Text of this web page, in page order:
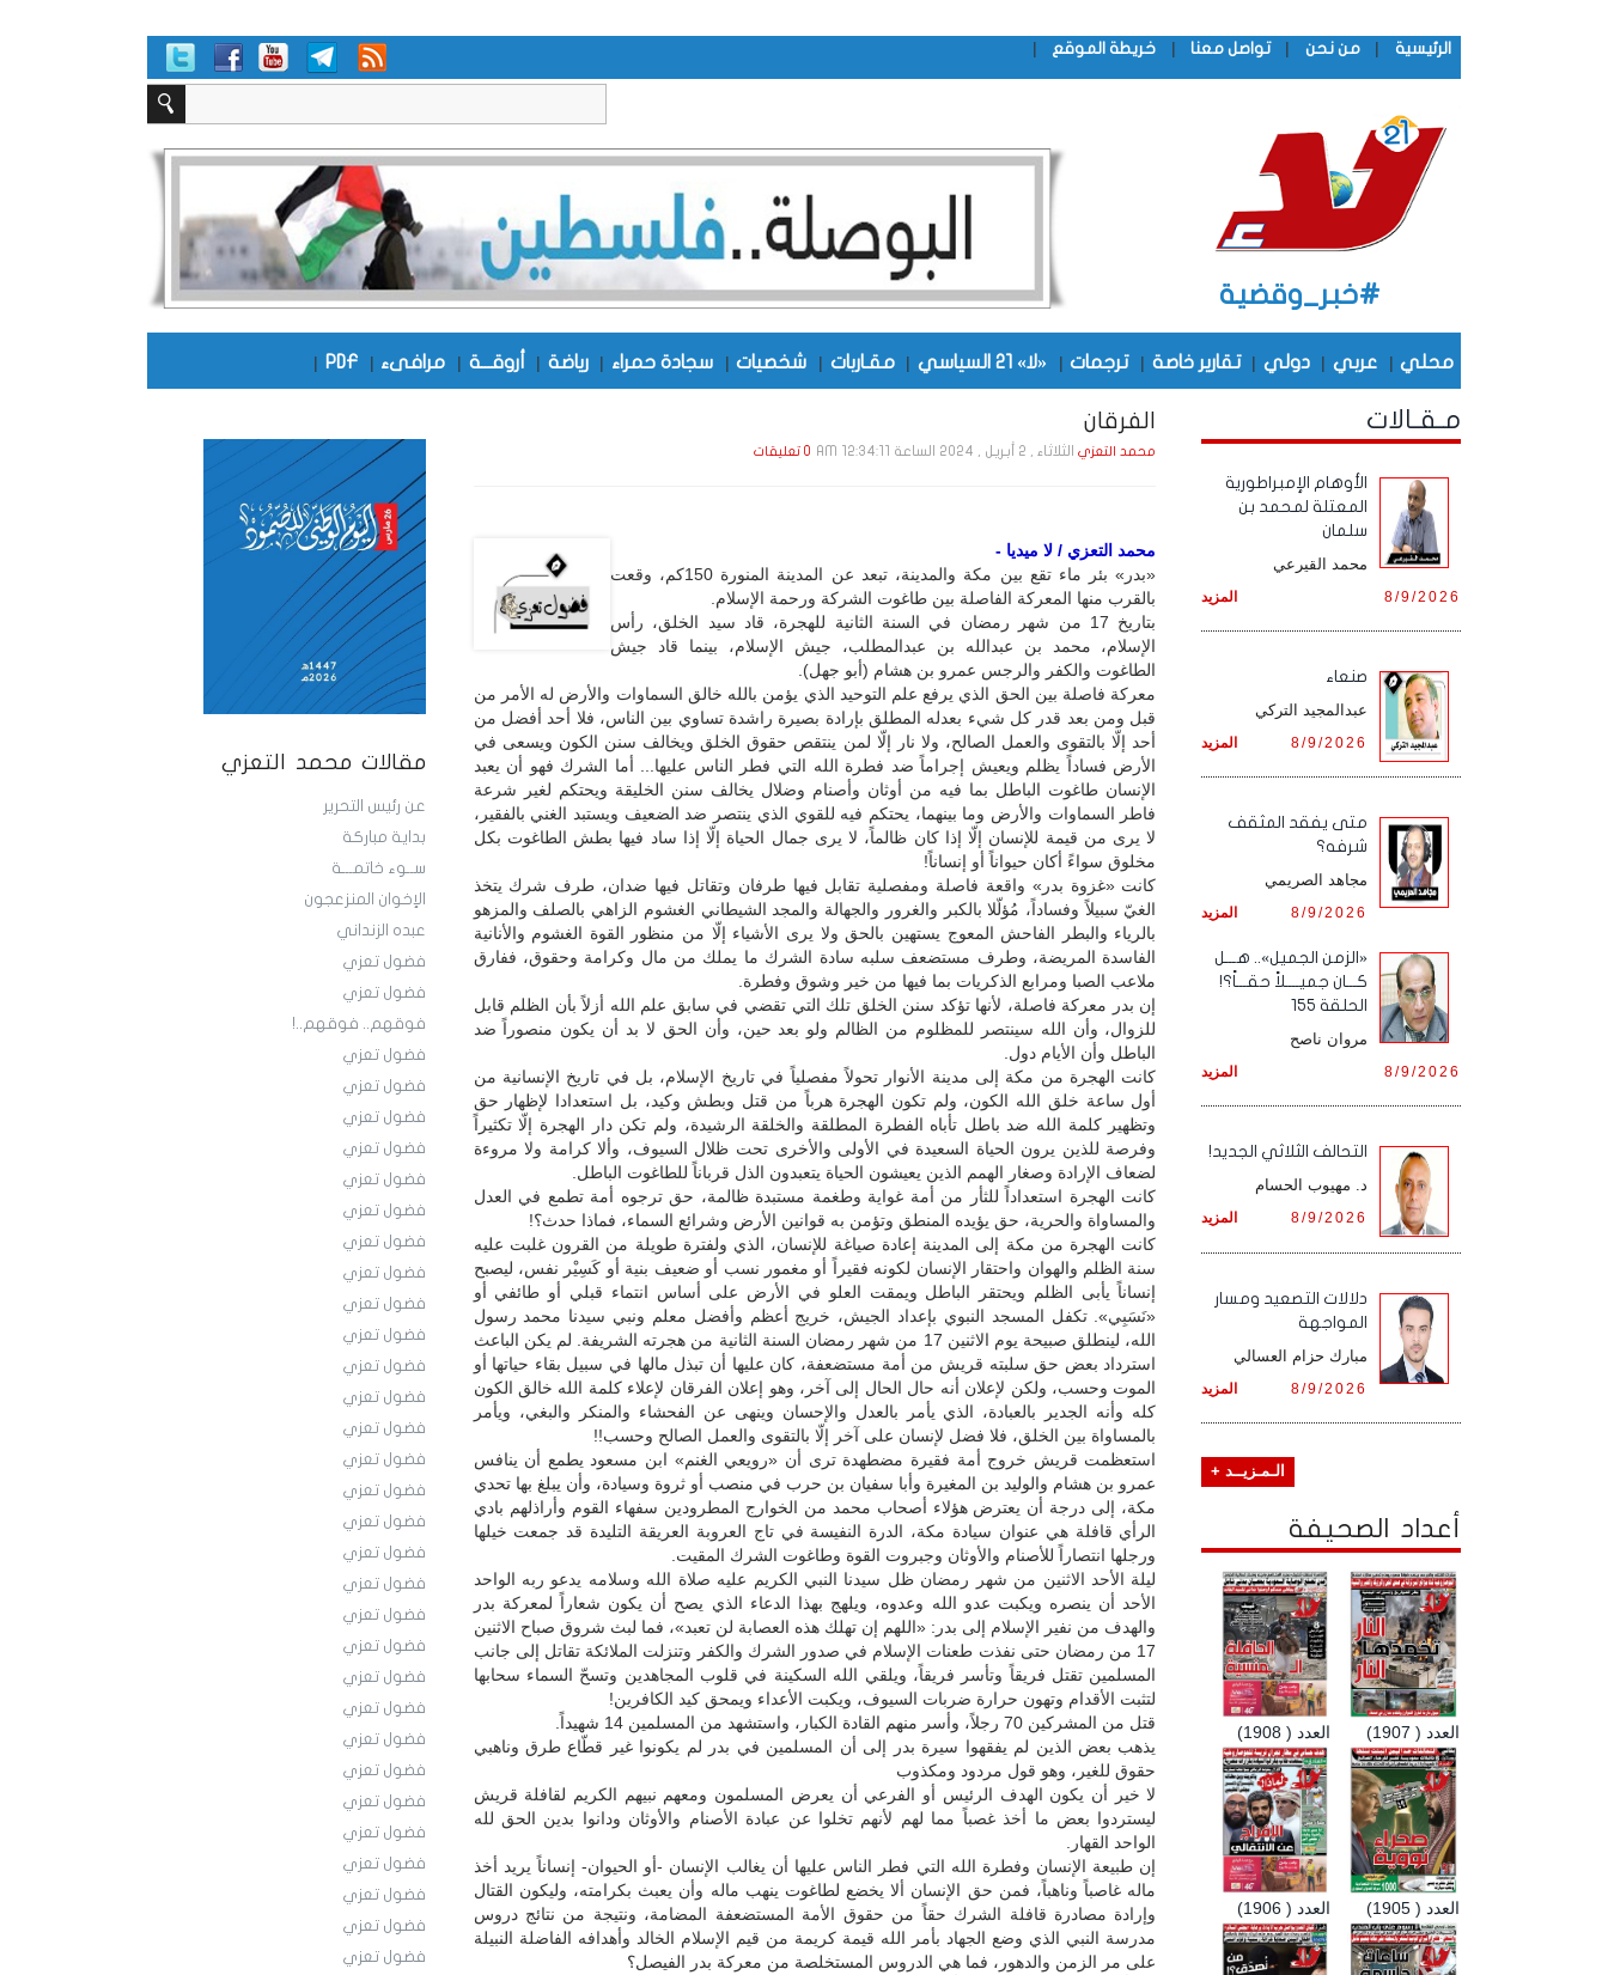
الرئيسية | من نحن | تواصل معنا | خريطة الموقع |
#خبر_وقضية
محلي | عربي | دولي | تقارير خاصة | ترجمات | «لا» 21 السياسي | مقـاربات | شخصيات | سجادة حمراء | رياضة | أروقـــة | مرافىء |
PDF
|
مقالات محمد التعزي
عن رئيس التحرير
بداية مباركة
ســوء خاتمـــة
الإخوان المنزعجون
عبده الزنداني
فضول تعزي
فضول تعزي
فوقهم.. فوقهم..!
فضول تعزي
فضول تعزي
فضول تعزي
فضول تعزي
فضول تعزي
فضول تعزي
فضول تعزي
فضول تعزي
فضول تعزي
فضول تعزي
فضول تعزي
فضول تعزي
فضول تعزي
فضول تعزي
فضول تعزي
فضول تعزي
فضول تعزي
فضول تعزي
فضول تعزي
فضول تعزي
فضول تعزي
فضول تعزي
فضول تعزي
فضول تعزي
فضول تعزي
فضول تعزي
فضول تعزي
فضول تعزي
فضول تعزي
فضول تعزي
الفرقان
محمد التعزيالثلاثاء , 2 أبـريـل , 2024 الساعة 12:34:11 AM 0 تعليقات
محمد التعزي / لا ميديا -
«بدر» بئر ماء تقع بين مكة والمدينة، تبعد عن المدينة المنورة 150كم، وقعت
بالقرب منها المعركة الفاصلة بين طاغوت الشركة ورحمة الإسلام.
بتاريخ 17 من شهر رمضان في السنة الثانية للهجرة، قاد سيد الخلق، رأس
الإسلام، محمد بن عبدالله بن عبدالمطلب، جيش الإسلام، بينما قاد جيش
الطاغوت والكفر والرجس عمرو بن هشام (أبو جهل).
معركة فاصلة بين الحق الذي يرفع علم التوحيد الذي يؤمن بالله خالق السماوات والأرض له الأمر من
قبل ومن بعد قدر كل شيء بعدله المطلق بإرادة بصيرة راشدة تساوي بين الناس، فلا أحد أفضل من
أحد إلّا بالتقوى والعمل الصالح، ولا نار إلّا لمن ينتقص حقوق الخلق ويخالف سنن الكون ويسعى في
الأرض فساداً يظلم ويعيش إجراماً ضد فطرة الله التي فطر الناس عليها... أما الشرك فهو أن يعبد
الإنسان طاغوت الباطل بما فيه من أوثان وأصنام وضلال يخالف سنن الخليقة ويحتكم لغير شرعة
فاطر السماوات والأرض وما بينهما، يحتكم فيه للقوي الذي ينتصر ضد الضعيف ويستبد الغني بالفقير،
لا يرى من قيمة للإنسان إلّا إذا كان ظالماً، لا يرى جمال الحياة إلّا إذا ساد فيها بطش الطاغوت بكل
مخلوق سواءً أكان حيواناً أو إنساناً!
كانت «غزوة بدر» واقعة فاصلة ومفصلية تقابل فيها طرفان وتقاتل فيها ضدان، طرف شرك يتخذ
الغيّ سبيلاً وفساداً، مُؤلّلا بالكبر والغرور والجهالة والمجد الشيطاني الغشوم الزاهي بالصلف والمزهو
بالرياء والبطر الفاحش المعوج يستهين بالحق ولا يرى الأشياء إلّا من منظور القوة الغشوم والأنانية
الفاسدة المريضة، وطرف مستضعف سلبه سادة الشرك ما يملك من مال وكرامة وحقوق، ففارق
ملاعب الصبا ومرابع الذكريات بما فيها من خير وشوق وفطرة.
إن بدر معركة فاصلة، لأنها تؤكد سنن الخلق تلك التي تقضي في سابق علم الله أزلاً بأن الظلم قابل
للزوال، وأن الله سينتصر للمظلوم من الظالم ولو بعد حين، وأن الحق لا بد أن يكون منصوراً ضد
الباطل وأن الأيام دول.
كانت الهجرة من مكة إلى مدينة الأنوار تحولاً مفصلياً في تاريخ الإسلام، بل في تاريخ الإنسانية من
أول ساعة خلق الله الكون، ولم تكون الهجرة هرباً من قتل وبطش وكيد، بل استعدادا لإظهار حق
وتظهير كلمة الله ضد باطل تأباه الفطرة المطلقة والخلقة الرشيدة، ولم تكن دار الهجرة إلّا تكثيراً
وفرصة للذين يرون الحياة السعيدة في الأولى والأخرى تحت ظلال السيوف، وألا كرامة ولا مروءة
لضعاف الإرادة وصغار الهمم الذين يعيشون الحياة يتعبدون الذل قرباناً للطاغوت الباطل.
كانت الهجرة استعداداً للثأر من أمة غواية وطغمة مستبدة ظالمة، حق ترجوه أمة تطمع في العدل
والمساواة والحرية، حق يؤيده المنطق وتؤمن به قوانين الأرض وشرائع السماء، فماذا حدث؟!
كانت الهجرة من مكة إلى المدينة إعادة صياغة للإنسان، الذي ولفترة طويلة من القرون غلبت عليه
سنة الظلم والهوان واحتقار الإنسان لكونه فقيراً أو مغمور نسب أو ضعيف بنية أو كَسِيْر نفس، ليصبح
إنساناً يأبى الظلم ويحتقر الباطل ويمقت العلو في الأرض على أساس انتماء قبلي أو طائفي أو
«نَسَبِي». تكفل المسجد النبوي بإعداد الجيش، خريج أعظم وأفضل معلم ونبي سيدنا محمد رسول
الله، لينطلق صبيحة يوم الاثنين 17 من شهر رمضان السنة الثانية من هجرته الشريفة. لم يكن الباعث
استرداد بعض حق سلبته قريش من أمة مستضعفة، كان عليها أن تبذل مالها في سبيل بقاء حياتها أو
الموت وحسب، ولكن لإعلان أنه حال الحال إلى آخر، وهو إعلان الفرقان لإعلاء كلمة الله خالق الكون
كله وأنه الجدير بالعبادة، الذي يأمر بالعدل والإحسان وينهى عن الفحشاء والمنكر والبغي، ويأمر
بالمساواة بين الخلق، فلا فضل لإنسان على آخر إلّا بالتقوى والعمل الصالح وحسب!!
استعظمت قريش خروج أمة فقيرة مضطهدة ترى أن «رويعي الغنم» ابن مسعود يطمع أن ينافس
عمرو بن هشام والوليد بن المغيرة وأبا سفيان بن حرب في منصب أو ثروة وسيادة، وأن يبلغ بها تحدي
مكة، إلى درجة أن يعترض هؤلاء أصحاب محمد من الخوارج المطرودين سفهاء القوم وأراذلهم بادي
الرأي قافلة هي عنوان سيادة مكة، الدرة النفيسة في تاج العروبة العريقة التليدة قد جمعت خيلها
ورجلها انتصاراً للأصنام والأوثان وجبروت القوة وطاغوت الشرك المقيت.
ليلة الأحد الاثنين من شهر رمضان ظل سيدنا النبي الكريم عليه صلاة الله وسلامه يدعو ربه الواحد
الأحد أن ينصره ويكبت عدو الله وعدوه، ويلهج بهذا الدعاء الذي يصح أن يكون شعاراً لمعركة بدر
والهدف من نفير الإسلام إلى بدر: «اللهم إن تهلك هذه العصابة لن تعبد»، فما لبث شروق صباح الاثنين
17 من رمضان حتى نفذت طعنات الإسلام في صدور الشرك والكفر وتنزلت الملائكة تقاتل إلى جانب
المسلمين تقتل فريقاً وتأسر فريقاً، ويلقي الله السكينة في قلوب المجاهدين وتسحّ السماء سحابها
لتثبت الأقدام وتهون حرارة ضربات السيوف، ويكبت الأعداء ويمحق كيد الكافرين!
قتل من المشركين 70 رجلاً، وأسر منهم القادة الكبار، واستشهد من المسلمين 14 شهيداً.
يذهب بعض الذين لم يفقهوا سيرة بدر إلى أن المسلمين في بدر لم يكونوا غير قطّاع طرق وناهبي
حقوق للغير، وهو قول مردود ومكذوب
لا خير أن يكون الهدف الرئيس أو الفرعي أن يعرض المسلمون ومعهم نبيهم الكريم لقافلة قريش
ليستردوا بعض ما أخذ غصباً مما لهم لأنهم تخلوا عن عبادة الأصنام والأوثان ودانوا بدين الحق لله
الواحد القهار.
إن طبيعة الإنسان وفطرة الله التي فطر الناس عليها أن يغالب الإنسان -أو الحيوان- إنساناً يريد أخذ
ماله غاصباً وناهباً، فمن حق الإنسان ألا يخضع لطاغوت ينهب ماله وأن يعبث بكرامته، وليكون القتال
وإرادة مصادرة قافلة الشرك حقاً من حقوق الأمة المستضعفة المضامة، ونتيجة من نتائج دروس
مدرسة النبي الذي وضع الجهاد بأمر الله قيمة كريمة من قيم الإسلام الخالد وأهدافه الفاضلة النبيلة
على مر الزمن والدهور، فما هي الدروس المستخلصة من معركة بدر الفيصل؟
مـقـالات
الأوهام الإمبراطورية
المعتلة لمحمد بن
سلمان
محمد القيرعي
المزيد 8/9/2026
صنعاء
عبدالمجيد التركي
المزيد 8/9/2026
متى يفقد المثقف
شرفه؟
مجاهد الصريمي
المزيد 8/9/2026
«الزمن الجميل».. هـــل
كـــان جميــــلاً حقـــاً؟!
الحلقة 155
مروان ناصح
المزيد 8/9/2026
التحالف الثلاثي الجديد!
د. مهيوب الحسام
المزيد 8/9/2026
دلالات التصعيد ومسار
المواجهة
مبارك حزام العسالي
المزيد 8/9/2026
الـمـزيــد +
أعداد الصحيفة
العدد ( 1908) العدد ( 1907)
العدد ( 1906) العدد ( 1905)